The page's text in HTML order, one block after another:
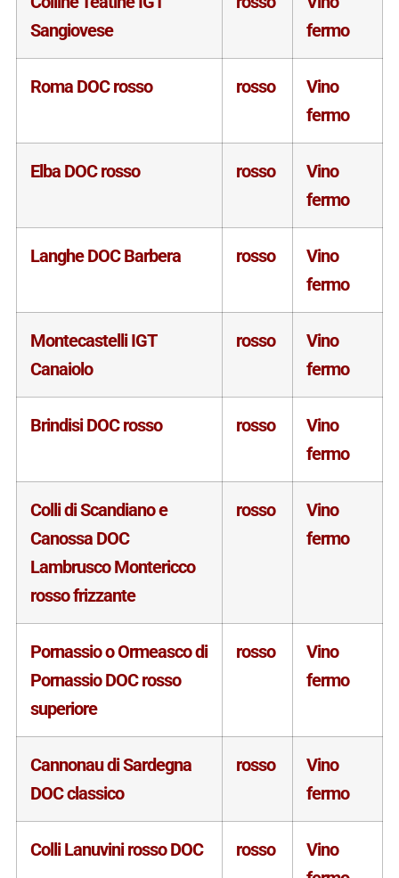
Sangiovese
fermo
Roma DOC rosso rosso
Vino
fermo
Elba DOC rosso rosso
Vino
fermo
Langhe DOC Barbera rosso
Vino
fermo
Montecastelli IGT
Canaiolo
rosso
Vino
fermo
Brindisi DOC rosso rosso
Vino
fermo
Colli di Scandiano e
Canossa DOC
Lambrusco Montericco
rosso frizzante
rosso
Vino
fermo
Pornassio o Ormeasco di
Pornassio DOC rosso
superiore
rosso
Vino
fermo
Cannonau di Sardegna
DOC classico
rosso
Vino
fermo
Colli Lanuvini rosso DOC rosso
Vino